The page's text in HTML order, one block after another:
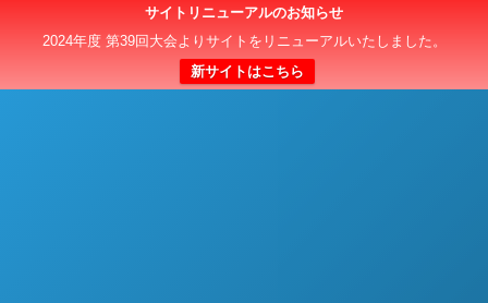
サイトリニューアルのお知らせ
2024年度 第39回大会よりサイトをリニューアルいたしました。
新サイトはこちら
日本クラブユースサッカー選手権（U-15）大会